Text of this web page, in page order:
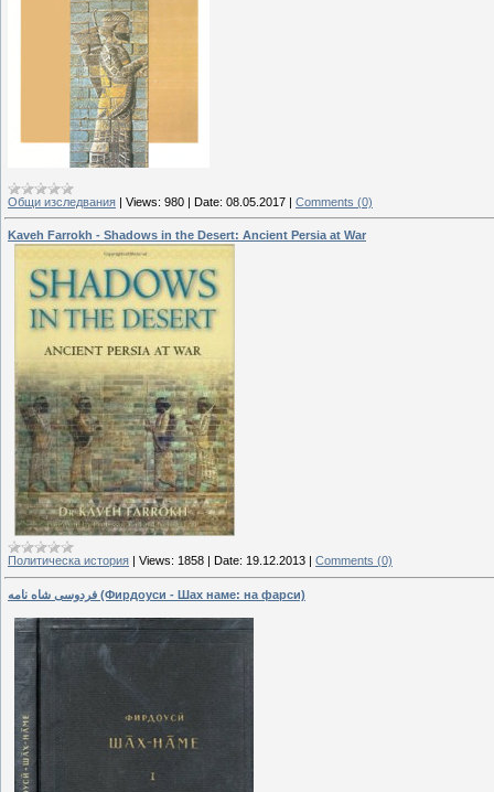
Общи изследвания | Views: 980 | Date: 08.05.2017 | Comments (0)
Kaveh Farrokh - Shadows in the Desert: Ancient Persia at War
Политическа история Views: 1858 Date: 19.12.2013 Comments (0)
فردوسی شاه نامه (Фирдоуси - Шах наме: на фарси)